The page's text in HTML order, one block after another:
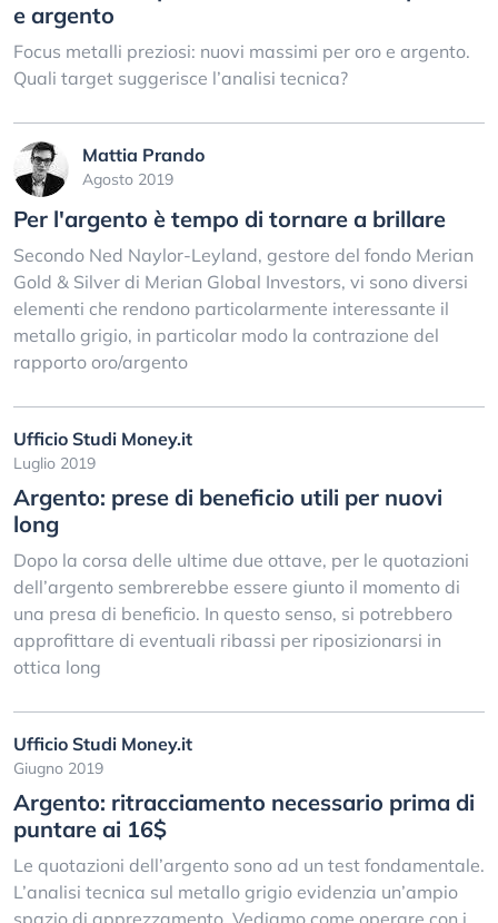
e argento
Focus metalli preziosi: nuovi massimi per oro e argento.
Quali target suggerisce l’analisi tecnica?
Mattia Prando
Agosto 2019
Per l'argento è tempo di tornare a brillare
Secondo Ned Naylor-Leyland, gestore del fondo Merian
Gold & Silver di Merian Global Investors, vi sono diversi
elementi che rendono particolarmente interessante il
metallo grigio, in particolar modo la contrazione del
rapporto oro/argento
Ufficio Studi Money.it
Luglio 2019
Argento: prese di beneficio utili per nuovi
long
Dopo la corsa delle ultime due ottave, per le quotazioni
dell’argento sembrerebbe essere giunto il momento di
una presa di beneficio. In questo senso, si potrebbero
approfittare di eventuali ribassi per riposizionarsi in
ottica long
Ufficio Studi Money.it
Giugno 2019
Argento: ritracciamento necessario prima di
puntare ai 16$
Le quotazioni dell’argento sono ad un test fondamentale.
L’analisi tecnica sul metallo grigio evidenzia un’ampio
spazio di apprezzamento. Vediamo come operare con i